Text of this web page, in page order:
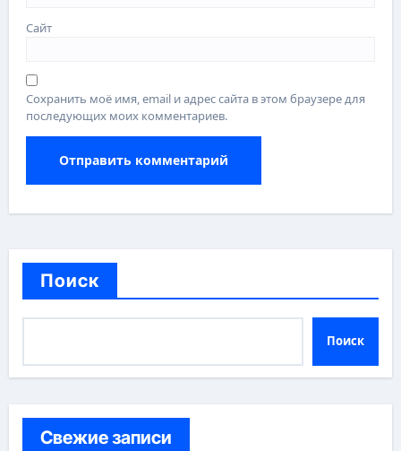
Сайт
Сохранить моё имя, email и адрес сайта в этом браузере для
последующих моих комментариев.
Поиск
Поиск
Свежие записи